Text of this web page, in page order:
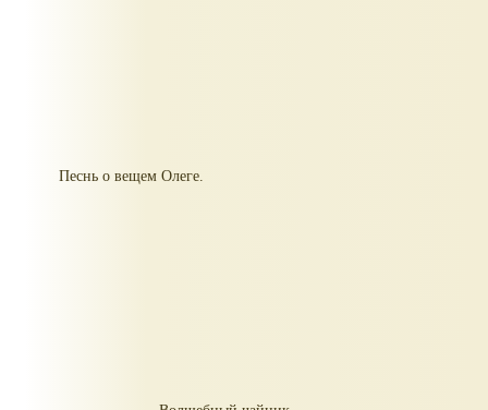
Песнь о вещем Олеге.